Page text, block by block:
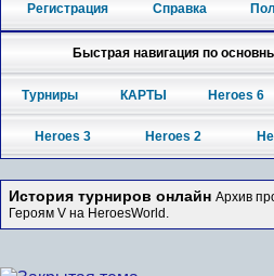
Регистрация Справка
Быстрая навигация по
Турниры КАРТЫ Heroes 6
Heroes 3 Heroes 2
История турниров онлайн Архив
Героям V на HeroesWorld.